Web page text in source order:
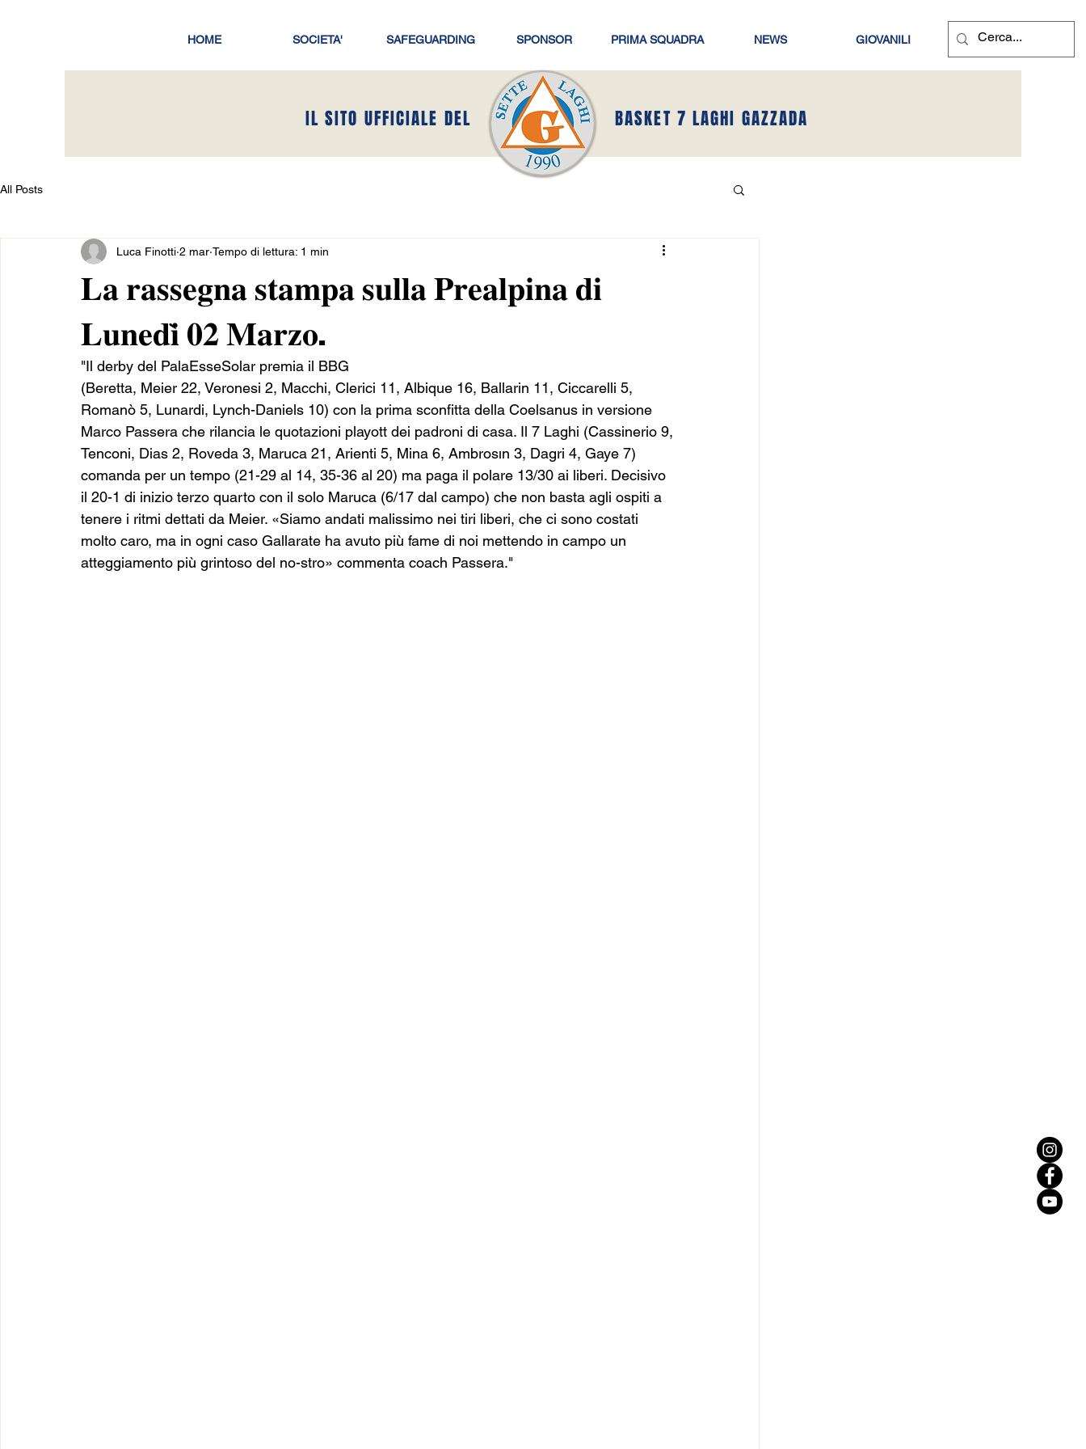
HOME SOCIETA' SAFEGUARDING SPONSOR PRIMA SQUADRA NEWS GIOVANILI
IL SITO UFFICIALE DEL BASKET 7 LAGHI GAZZADA
All Posts
𝐋𝐚 𝐫𝐚𝐬𝐬𝐞𝐠𝐧𝐚 𝐬𝐭𝐚𝐦𝐩𝐚 𝐬𝐮𝐥𝐥𝐚 𝐏𝐫𝐞𝐚𝐥𝐩𝐢𝐧𝐚 𝐝𝐢
𝐋𝐮𝐧𝐞𝐝𝐢̀ 𝟎𝟐 𝐌𝐚𝐫𝐳𝐨.
Luca Finotti 2 mar Tempo di lettura: 1 min
"Il derby del PalaEsseSolar premia il BBG
(Beretta, Meier 22, Veronesi 2, Macchi, Clerici 11, Albique 16, Ballarin 11, Ciccarelli 5,
Romanò 5, Lunardi, Lynch-Daniels 10) con la prima sconfitta della Coelsanus in versione
Marco Passera che rilancia le quotazioni playott dei padroni di casa. Il 7 Laghi (Cassinerio 9,
Tenconi, Dias 2, Roveda 3, Maruca 21, Arienti 5, Mina 6, Ambrosın 3, Dagri 4, Gaye 7)
comanda per un tempo (21-29 al 14, 35-36 al 20) ma paga il polare 13/30 ai liberi. Decisivo
il 20-1 di inizio terzo quarto con il solo Maruca (6/17 dal campo) che non basta agli ospiti a
tenere i ritmi dettati da Meier. «Siamo andati malissimo nei tiri liberi, che ci sono costati
molto caro, ma in ogni caso Gallarate ha avuto più fame di noi mettendo in campo un
atteggiamento più grintoso del no-stro» commenta coach Passera."